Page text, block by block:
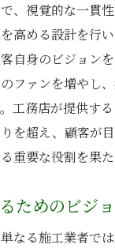
、視覚的な一貫性
高める設計を行
自身のビジョン
ファンを増やし
工務店が提供す
を超え、顧客が
重要な役割を果た
ためのビジ
なる施工業者で